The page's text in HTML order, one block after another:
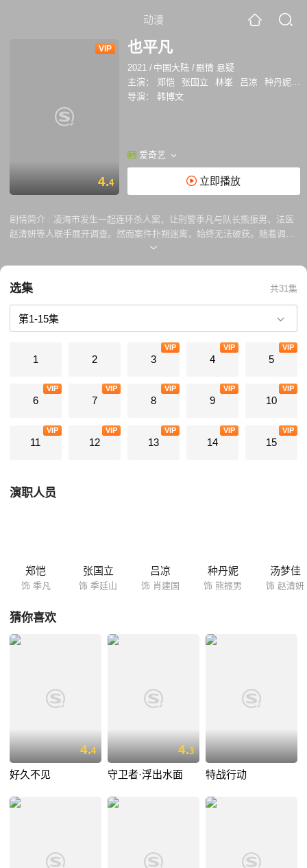
动漫
VIP
4.4
也平凡
2021 / 中国大陆 /剧情 悬疑
主演：
郑恺 张国立 林峯 吕凉 种丹妮
导演：
韩博文
爱奇艺
立即播放
剧情简介 : 凌海市发生一起连环杀人案，让刑警季凡与队长熊振男、法医
赵清妍等人联手展开调查。然而案件扑朔迷离，始终无法破获。随着调查
的深入，季凡逐渐惊觉凶手似乎就在身边，看似简单的连环杀人案，却牵
重任。随着季廷山被捕，季平负伤逃到海外，季凡追寻他的踪迹来到曾经
长大的第二故乡欧洲某国。季凡一边追查季平的下落，一边还要完成组织
上委派的卧底任务，找出隐藏在三大黑帮家族幕后的操控人A先生，破解
黑帮圣物“圣杯”中的秘密，被卷入欧洲某国黑帮的争斗中。在捷克警方的
协助下，季凡终于查到A先生真实身份，而季平的目标居然也是A先生，
而这一切也跟俩人的过往有着千丝万缕的关系。
选集 共31集
1 2 3
VIP
4
VIP
5
VIP
6
VIP
7
VIP
8
VIP
9
VIP
10
VIP
11
VIP
12
VIP
13
VIP
14
VIP
15
VIP
演职人员
郑恺
饰 季凡
张国立
饰 季廷山
吕凉
饰 肖建国
种丹妮
饰 熊振男
汤梦佳
饰 赵清妍
猜你喜欢
4.4
好久不见
4.3
守卫者·浮出水面 特战行动